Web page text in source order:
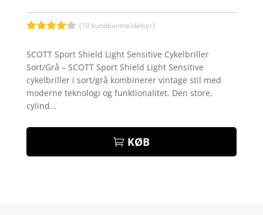
ud af 5
baseret
kundebed
ømmelse
r
(10 kundeanmeldelser)
SCOTT Sport Shield Light Sensitive Cykelbriller
Sort/Grå – SCOTT Sport Shield Light Sensitive
cykelbriller i sort/grå kombinerer vintage stil med
moderne teknologi og funktionalitet. Den store,
cylind…
KØB